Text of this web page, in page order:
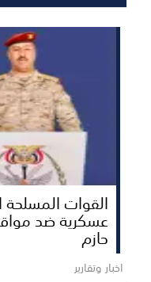
القوات المسلحة
عسكرية ضد
حازم
اخبار وتقارير